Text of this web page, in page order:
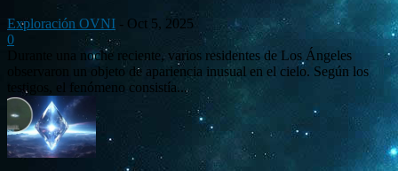
Exploración OVNI - Oct 5, 2025
0
Durante una noche reciente, varios residentes de Los Ángeles
observaron un objeto de apariencia inusual en el cielo. Según los
testigos, el fenómeno consistía...